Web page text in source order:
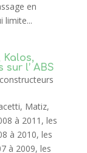
en
limite...
Kalos,
l’ ABS
Matiz,
à 2011, les
à 2010, les
à 2009, les